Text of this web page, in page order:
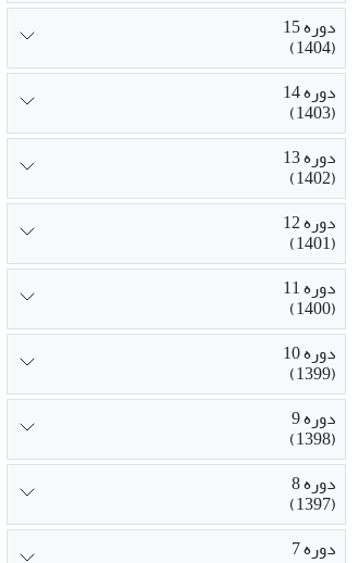
دوره 15
(1404)
دوره 14
(1403)
دوره 13
(1402)
دوره 12
(1401)
دوره 11
(1400)
دوره 10
(1399)
دوره 9
(1398)
دوره 8
(1397)
دوره 7